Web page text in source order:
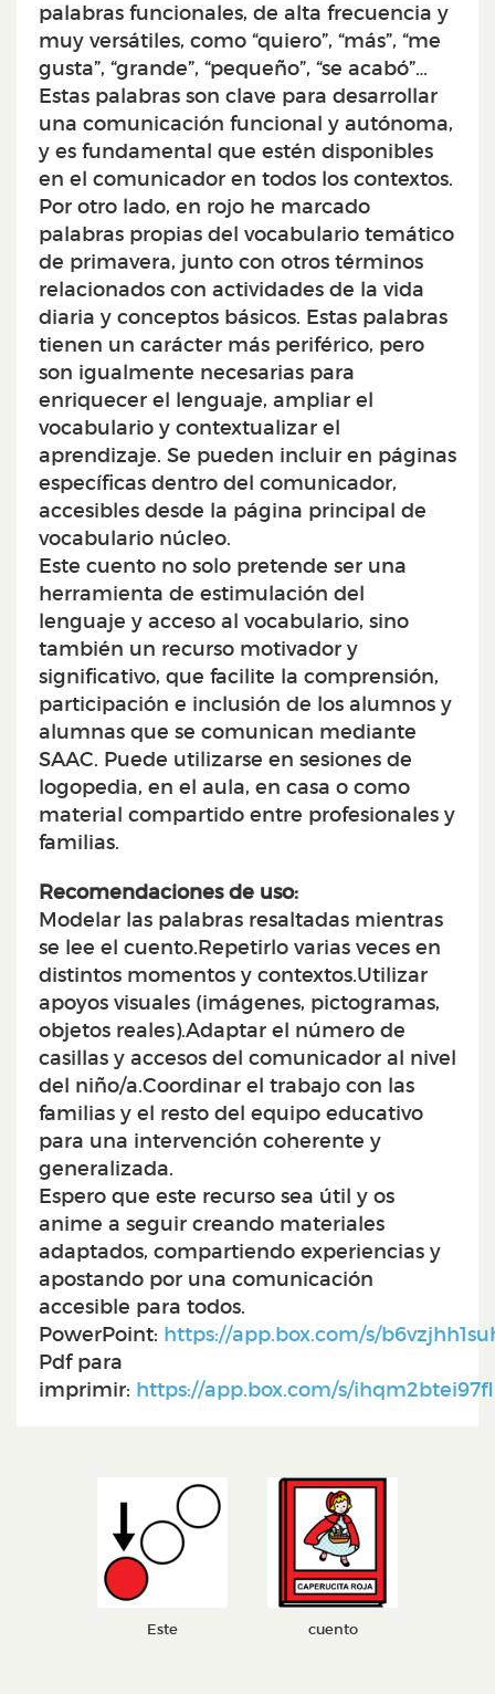
palabras funcionales, de alta frecuencia y
muy versátiles, como “quiero”, “más”, “me
gusta”, “grande”, “pequeño”, “se acabó”…
Estas palabras son clave para desarrollar
una comunicación funcional y autónoma,
y es fundamental que estén disponibles
en el comunicador en todos los contextos.
Por otro lado, en rojo he marcado
palabras propias del vocabulario temático
de primavera, junto con otros términos
relacionados con actividades de la vida
diaria y conceptos básicos. Estas palabras
tienen un carácter más periférico, pero
son igualmente necesarias para
enriquecer el lenguaje, ampliar el
vocabulario y contextualizar el
aprendizaje. Se pueden incluir en páginas
específicas dentro del comunicador,
accesibles desde la página principal de
vocabulario núcleo.
Este cuento no solo pretende ser una
herramienta de estimulación del
lenguaje y acceso al vocabulario, sino
también un recurso motivador y
significativo, que facilite la comprensión,
participación e inclusión de los alumnos y
alumnas que se comunican mediante
SAAC. Puede utilizarse en sesiones de
logopedia, en el aula, en casa o como
material compartido entre profesionales y
familias.
Recomendaciones de uso:
Modelar las palabras resaltadas mientras
se lee el cuento.Repetirlo varias veces en
distintos momentos y contextos.Utilizar
apoyos visuales (imágenes, pictogramas,
objetos reales).Adaptar el número de
casillas y accesos del comunicador al nivel
del niño/a.Coordinar el trabajo con las
familias y el resto del equipo educativo
para una intervención coherente y
generalizada.
Espero que este recurso sea útil y os
anime a seguir creando materiales
adaptados, compartiendo experiencias y
apostando por una comunicación
accesible para todos.
PowerPoint: https://app.box.com/s/
Pdf para
imprimir: https://app.box.com/s/
Este cuento